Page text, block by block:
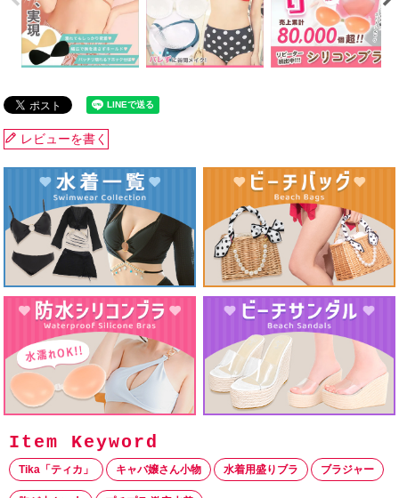
レビューを書く
Tika「ティカ」 キャバ嬢さん小物 水着用盛りブラ ブラジャー